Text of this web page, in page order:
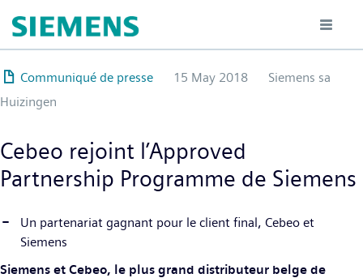
till
huvudinnehåll
Communiqué de presse
15 May 2018
Siemens sa
Huizingen
Cebeo rejoint l’Approved
Partnership Programme de Siemens
Un partenariat gagnant pour le client final, Cebeo et
Siemens
Siemens et Cebeo, le plus grand distributeur belge de